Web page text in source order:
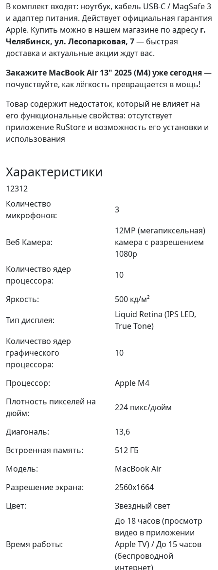
В комплект входят: ноутбук, кабель USB-C / MagSafe 3
и адаптер питания. Действует официальная гарантия
Apple. Купить можно в нашем магазине по адресу г.
Челябинск, ул. Лесопарковая, 7— быстрая
доставка и актуальные акции ждут вас.
Закажите MacBook Air 13" 2025 (M4) уже сегодня—
почувствуйте, как лёгкость превращается в мощь!
Товар содержит недостаток, который не влияет на
его функциональные свойства: отсутствует
приложение RuStore и возможность его установки и
использования
Характеристики
12312
Количество
микрофонов:
3
Веб Камера:
12MP (мегапиксельная)
камера с разрешением
1080p
Количество ядер
процессора:
10
Яркость:
500 кд/м²
Тип дисплея:
Liquid Retina (IPS LED,
True Tone)
Количество ядер
графического
процессора:
10
Процессор:
Apple M4
Плотность пикселей на
дюйм:
224 пикс/дюйм
Диагональ:
13,6
Встроенная память:
512 ГБ
Модель:
MacBook Air
Разрешение экрана:
2560x1664
Цвет:
Звездный свет
Время работы:
До 18 часов (просмотр
видео в приложении
Apple TV) / До 15 часов
(беспроводной
интернет)